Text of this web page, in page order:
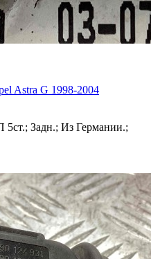
Astra G 1998-2004
Задн.; Из Германии.;